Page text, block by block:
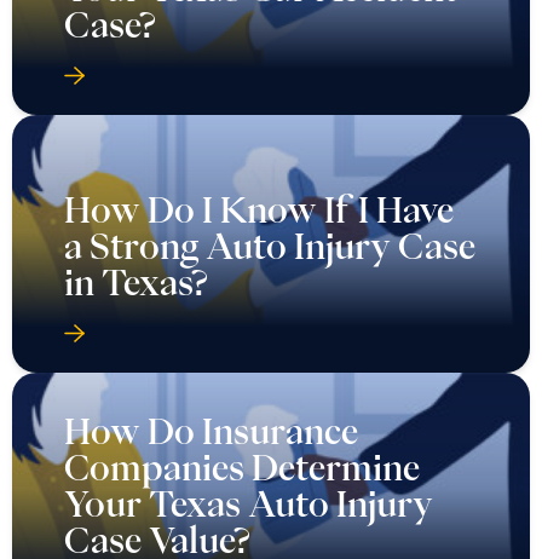
Case?
How Do I Know If I Have
a Strong Auto Injury Case
in Texas?
How Do Insurance
Companies Determine
Your Texas Auto Injury
Case Value?